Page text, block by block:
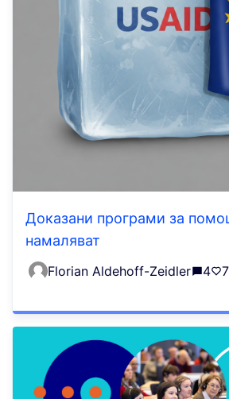
Доказани програми за
намаляват
Florian Aldehoff-Zeidler 4 7